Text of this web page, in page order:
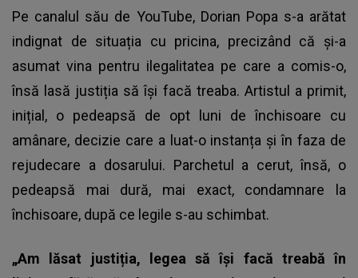
Pe canalul său de YouTube, Dorian Popa s-a arătat
indignat de situația cu pricina, precizând că și-a
asumat vina pentru ilegalitatea pe care a comis-o,
însă lasă justiția să își facă treaba. Artistul a primit,
inițial, o pedeapsă de opt luni de închisoare cu
amânare, decizie care a luat-o instanța și în faza de
rejudecare a dosarului. Parchetul a cerut, însă, o
pedeapsă mai dură, mai exact, condamnare la
închisoare, după ce legile s-au schimbat.
„Am lăsat justiția, legea să își facă treabă în